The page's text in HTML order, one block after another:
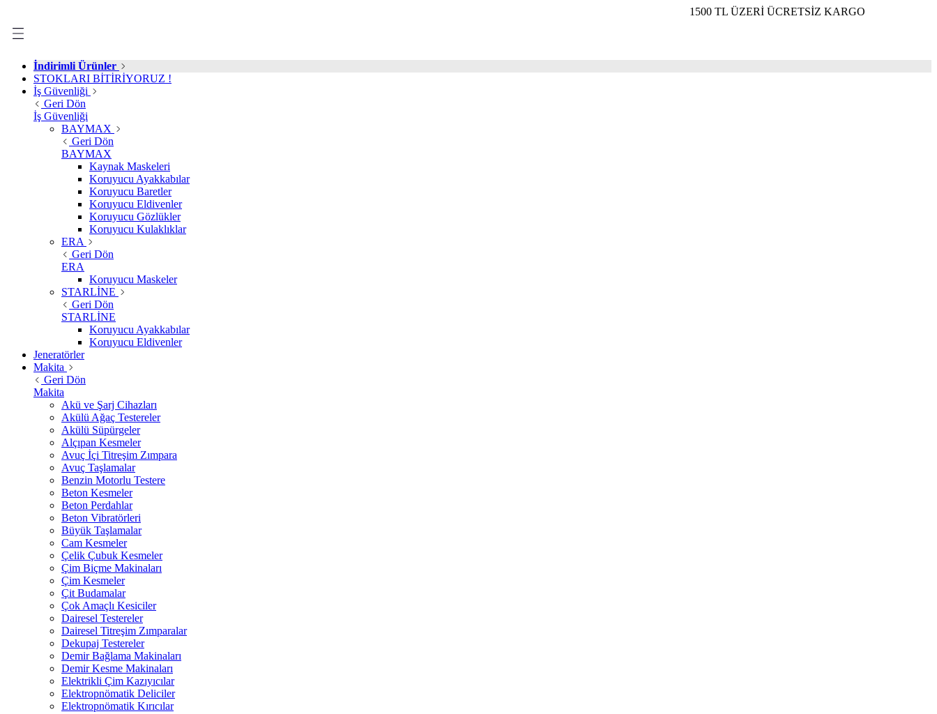
1500 TL ÜZERİ ÜCRETSİZ KARGO
İndirimli Ürünler
STOKLARI BİTİRİYORUZ !
İş Güvenliği
Geri Dön
İş Güvenliği
BAYMAX
Geri Dön
BAYMAX
Kaynak Maskeleri
Koruyucu Ayakkabılar
Koruyucu Baretler
Koruyucu Eldivenler
Koruyucu Gözlükler
Koruyucu Kulaklıklar
ERA
Geri Dön
ERA
Koruyucu Maskeler
STARLİNE
Geri Dön
STARLİNE
Koruyucu Ayakkabılar
Koruyucu Eldivenler
Jeneratörler
Makita
Geri Dön
Makita
Akü ve Şarj Cihazları
Akülü Ağaç Testereler
Akülü Süpürgeler
Alçıpan Kesmeler
Avuç İçi Titreşim Zımpara
Avuç Taşlamalar
Benzin Motorlu Testere
Beton Kesmeler
Beton Perdahlar
Beton Vibratörleri
Büyük Taşlamalar
Cam Kesmeler
Çelik Çubuk Kesmeler
Çim Biçme Makinaları
Çim Kesmeler
Çit Budamalar
Çok Amaçlı Kesiciler
Dairesel Testereler
Dairesel Titreşim Zımparalar
Dekupaj Testereler
Demir Bağlama Makinaları
Demir Kesme Makinaları
Elektrikli Çim Kazıyıcılar
Elektropnömatik Deliciler
Elektropnömatik Kırıcılar